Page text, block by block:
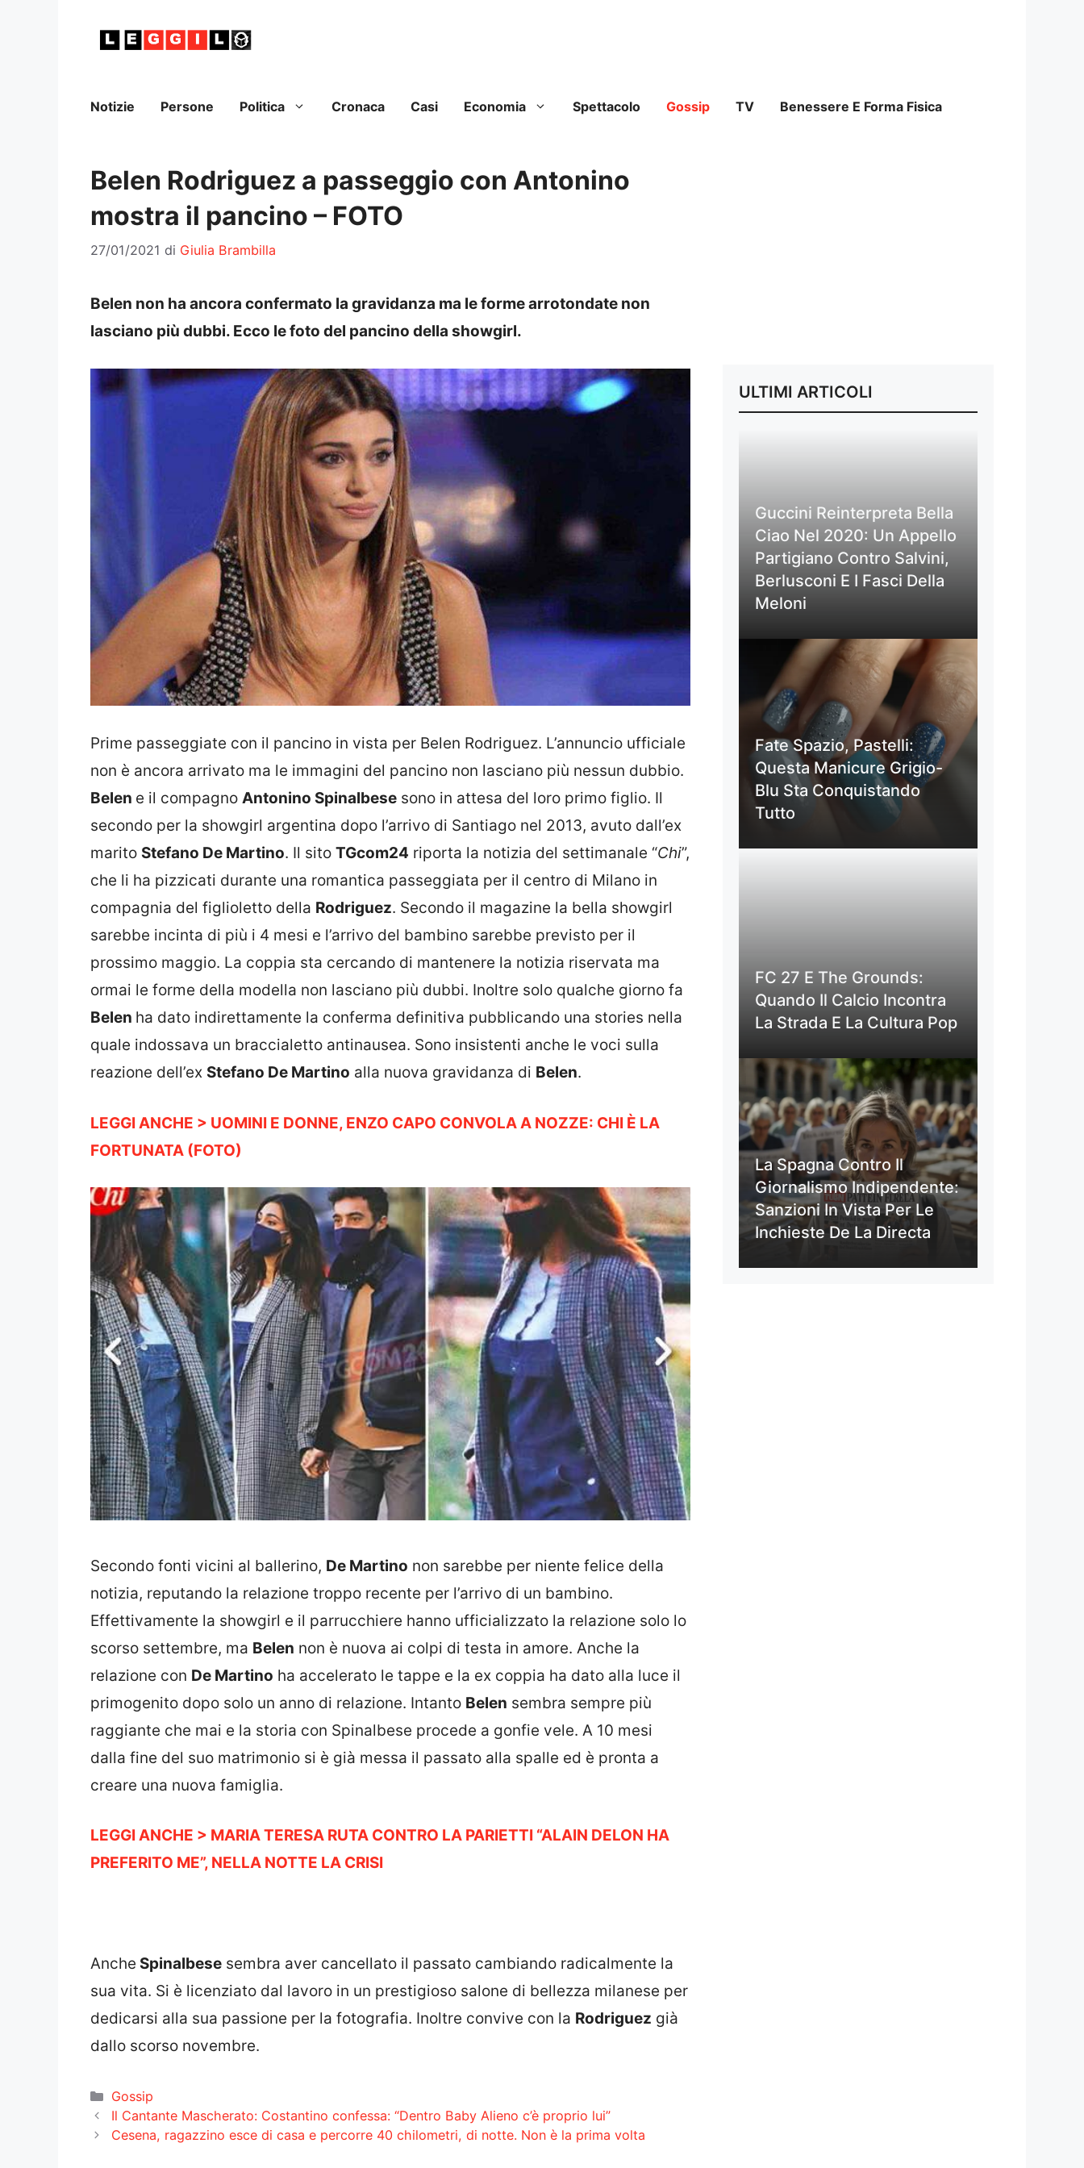
Notizie Persone Politica Cronaca Casi Economia Spettacolo Gossip TV Benessere E Forma Fisica
Belen Rodriguez a passeggio con Antonino
mostra il pancino – FOTO
27/01/2021 di Giulia Brambilla
Belen non ha ancora confermato la gravidanza ma le forme arrotondate non
lasciano più dubbi. Ecco le foto del pancino della showgirl.
Prime passeggiate con il pancino in vista per Belen Rodriguez. L’annuncio ufficiale
non è ancora arrivato ma le immagini del pancino non lasciano più nessun dubbio.
Belen e il compagno Antonino Spinalbese sono in attesa del loro primo figlio. Il
secondo per la showgirl argentina dopo l’arrivo di Santiago nel 2013, avuto dall’ex
marito Stefano De Martino. Il sito TGcom24 riporta la notizia del settimanale “Chi”,
che li ha pizzicati durante una romantica passeggiata per il centro di Milano in
compagnia del figlioletto della Rodriguez. Secondo il magazine la bella showgirl
sarebbe incinta di più i 4 mesi e l’arrivo del bambino sarebbe previsto per il
prossimo maggio. La coppia sta cercando di mantenere la notizia riservata ma
ormai le forme della modella non lasciano più dubbi. Inoltre solo qualche giorno fa
Belen ha dato indirettamente la conferma definitiva pubblicando una stories nella
quale indossava un braccialetto antinausea. Sono insistenti anche le voci sulla
reazione dell’ex Stefano De Martino alla nuova gravidanza di Belen.
LEGGI ANCHE > UOMINI E DONNE, ENZO CAPO CONVOLA A NOZZE: CHI È LA
FORTUNATA (FOTO)
Secondo fonti vicini al ballerino, De Martino non sarebbe per niente felice della
notizia, reputando la relazione troppo recente per l’arrivo di un bambino.
Effettivamente la showgirl e il parrucchiere hanno ufficializzato la relazione solo lo
scorso settembre, ma Belen non è nuova ai colpi di testa in amore. Anche la
relazione con De Martino ha accelerato le tappe e la ex coppia ha dato alla luce il
primogenito dopo solo un anno di relazione. Intanto Belen sembra sempre più
raggiante che mai e la storia con Spinalbese procede a gonfie vele. A 10 mesi
dalla fine del suo matrimonio si è già messa il passato alla spalle ed è pronta a
creare una nuova famiglia.
LEGGI ANCHE > MARIA TERESA RUTA CONTRO LA PARIETTI “ALAIN DELON HA
PREFERITO ME”, NELLA NOTTE LA CRISI
Anche Spinalbese sembra aver cancellato il passato cambiando radicalmente la
sua vita. Si è licenziato dal lavoro in un prestigioso salone di bellezza milanese per
dedicarsi alla sua passione per la fotografia. Inoltre convive con la Rodriguez già
dallo scorso novembre.
Categorie
Gossip
Il Cantante Mascherato: Costantino confessa: “Dentro Baby Alieno c’è proprio lui”
Cesena, ragazzino esce di casa e percorre 40 chilometri, di notte. Non è la prima volta
ULTIMI ARTICOLI
Guccini Reinterpreta Bella
Ciao Nel 2020: Un Appello
Partigiano Contro Salvini,
Berlusconi E I Fasci Della
Meloni
Fate Spazio, Pastelli:
Questa Manicure Grigio-
Blu Sta Conquistando
Tutto
FC 27 E The Grounds:
Quando Il Calcio Incontra
La Strada E La Cultura Pop
La Spagna Contro Il
Giornalismo Indipendente:
Sanzioni In Vista Per Le
Inchieste De La Directa